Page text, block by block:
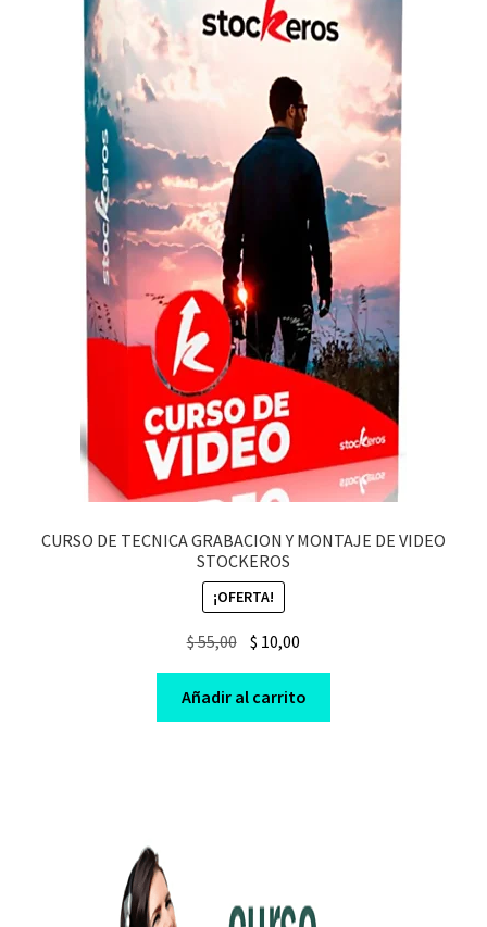
CURSO DE TECNICA GRABACION Y MONTAJE DE VIDEO
STOCKEROS
¡OFERTA!
$55,00 Original
price
was:
$ 55,00.
$ 10,00
price
is:
$ 10,00.
Añadir al carrito